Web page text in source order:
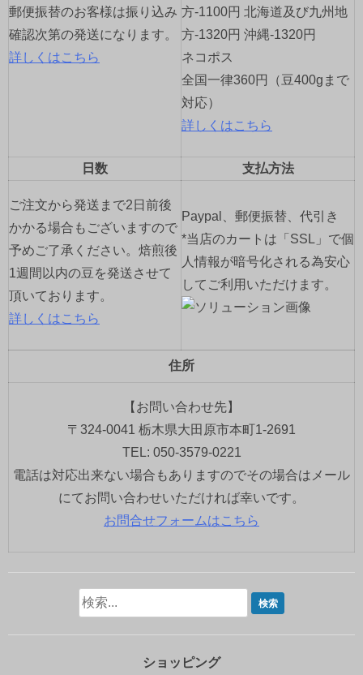
郵便振替のお客様は振り込み
確認次第の発送になります。
詳しくはこちら
方-1100円 北海道及び九州地
方-1320円 沖縄-1320円
ネコポス
全国一律360円（豆400gまで
対応）
詳しくはこちら
日数 支払方法
ご注文から発送まで2日前後
かかる場合もございますので
予めご了承ください。焙煎後
1週間以内の豆を発送させて
頂いております。
詳しくはこちら
Paypal、郵便振替、代引き
*当店のカートは「SSL」で個
人情報が暗号化される為安心
してご利用いただけます。
住所
【お問い合わせ先】
〒324-0041 栃木県大田原市本町1-2691
TEL: 050-3579-0221
電話は対応出来ない場合もありますのでその場合はメール
にてお問い合わせいただければ幸いです。
お問合せフォームはこちら
ショッピング